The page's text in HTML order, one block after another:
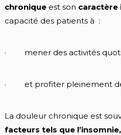
chroniqueest son caractère
capacité des patients à :
· mener des activités
· et profiter pleinement de
La douleur chronique est
facteurs tels que